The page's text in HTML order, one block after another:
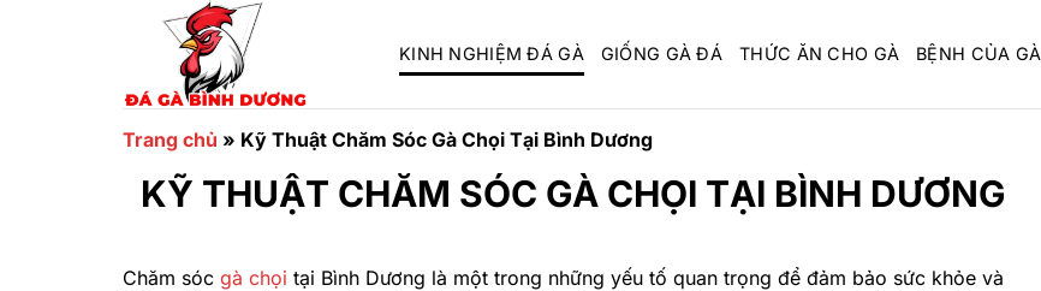
KINH NGHIỆM ĐÁ GÀ GIỐNG GÀ ĐÁ THỨC ĂN CHO GÀ BỆNH CỦA GÀ
Trang chủ » Kỹ Thuật Chăm Sóc Gà Chọi Tại Bình Dương
KỸ THUẬT CHĂM SÓC GÀ CHỌI TẠI BÌNH DƯƠNG
Chăm sóc gà chọi tại Bình Dương là một trong những yếu tố quan trọng để đảm bảo sức khỏe và